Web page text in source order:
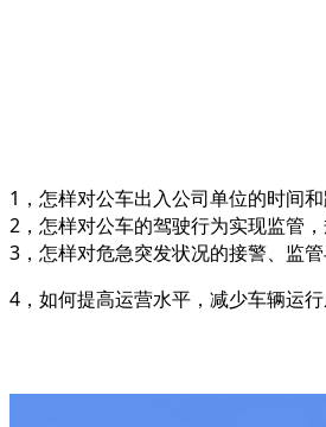
1，怎样对公车出入公司单位的时间
2，怎样对公车的驾驶行为实现监管
3，怎样对危急突发状况的接警、监
4，如何提高运营水平，减少车辆运行